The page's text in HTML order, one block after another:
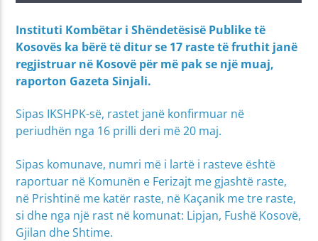
Instituti Kombëtar i Shëndetësisë Publike të
Kosovës ka bërë të ditur se 17 raste të fruthit janë
regjistruar në Kosovë për më pak se një muaj,
raporton Gazeta Sinjali.
Sipas IKSHPK-së, rastet janë konfirmuar në
periudhën nga 16 prilli deri më 20 maj.
Sipas komunave, numri më i lartë i rasteve është
raportuar në Komunën e Ferizajt me gjashtë raste,
në Prishtinë me katër raste, në Kaçanik me tre raste,
si dhe nga një rast në komunat: Lipjan, Fushë Kosovë,
Gjilan dhe Shtime.